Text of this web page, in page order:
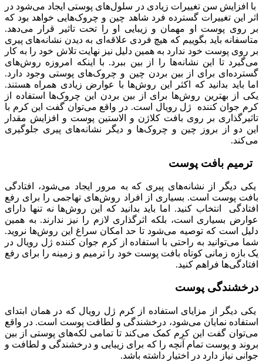
با افزایش سن تغییرات زیادی در سلول‌های پوستی ایجاد می‌شود‌ در
اثر این تغییرات گسترده فرد شاهد چین‌ و چروک‌هایی خواهد بود که
بر روی پوست او مهمان و زیبایی او را تحت تاثیر قرار می‌دهد.
متاسفانه باید بگوییم که هیچ فردی علاقه‌ای به دیدن نشانه‌های پیری
بر روی پوست خود ندارد به همین دلیل نیز نهایت تلاش خود را به کار
می‌گیرد تا این نشانه‌ها را از بین ببرد. با اینکه امروزه روش‌های
گسترده‌ای برای از بین بردن چین‌ و چروک‌های پوستی وجود دارد.
اما باید بدانید که اکثر این روش‌ها با عوارض زیادی همراه هستند.
یکی از بهترین روش‌ها برای از بین بردن این چروک‌ها استفاده از
کرم جوان کننده ژل رویال است. در واقع می‌توان گفت این کرم با
تاثیر‌گذاری بر روی بافت کلاژن و الاستین پوست و افزایش مقدار
این دو از بروز چین‌ و چروک‌ها و دیگر نشانه‌های پیری جلوگیری
می‌کند.
ترمیم بافت پوست
یکی دیگر از نشانه‌های پیری که به‌ مرور ایجاد می‌شود، افتادگی
بافت پوست است. بسیاری از افراد روش‌های تهاجمی را برای رفع
افتادگی انتخاب کنید. اما باید بدانید که این روش‌ها نه‌ تنها دارای
عوارض بسیاری است، بلکه اثرگذاری لازم را نیز ندارند. به‌ همین
دلیل است که توصیه می‌شود تا حد امکان سراغ این روش‌ها نروید.
شما می‌توانید به‌ راحتی با استفاده از کرم جوان کننده ژل رویال در
یک بازه زمانی کوتاه بافت پوست خود را ترمیم و زمینه را برای رفع
افتادگی‌ها فراهم کنید.
درخشندگی پوست
یکی دیگر از مزایای استفاده از کرم ژل رویال که در همان ابتدای
استفاده نمایان می‌شود، درخشندگی و لطافت پوست است. در واقع
می‌توان گفت این کرم کمک می‌کند تا تمامی لکه‌های پوستی از بین
بروند و پوست تمام آنچه را که برای زیبایی و درخشندگی و لطافت و
جوانی نیاز دارد در اختیار داشته باشد.